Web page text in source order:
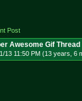
Awesome Gif Thread
13 11:50 PM (13 years, 6